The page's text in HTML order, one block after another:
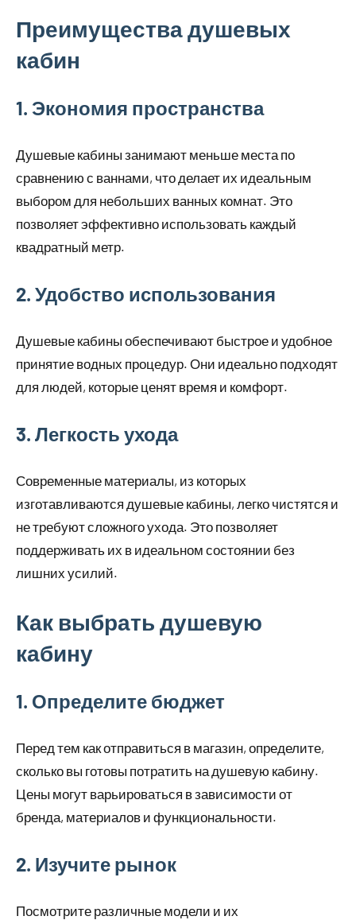
Преимущества душевых
кабин
1. Экономия пространства
Душевые кабины занимают меньше места по
сравнению с ваннами, что делает их идеальным
выбором для небольших ванных комнат. Это
позволяет эффективно использовать каждый
квадратный метр.
2. Удобство использования
Душевые кабины обеспечивают быстрое и удобное
принятие водных процедур. Они идеально подходят
для людей, которые ценят время и комфорт.
3. Легкость ухода
Современные материалы, из которых
изготавливаются душевые кабины, легко чистятся и
не требуют сложного ухода. Это позволяет
поддерживать их в идеальном состоянии без
лишних усилий.
Как выбрать душевую
кабину
1. Определите бюджет
Перед тем как отправиться в магазин, определите,
сколько вы готовы потратить на душевую кабину.
Цены могут варьироваться в зависимости от
бренда, материалов и функциональности.
2. Изучите рынок
Посмотрите различные модели и их